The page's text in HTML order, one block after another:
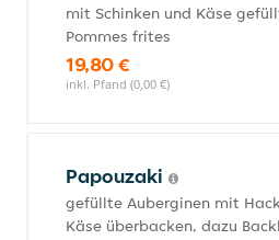
mit Schinken und Käse
Pommes frites
19,80 €
inkl. Pfand (0,00 €)
Papouzaki
gefüllte Auberginen mit
Käse überbacken, dazu